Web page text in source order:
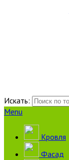
Искать:
Menu
Кровля
Фасад